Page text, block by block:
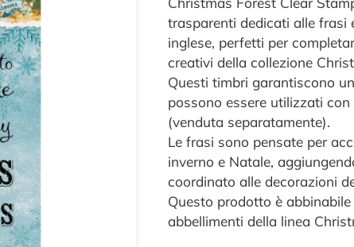
trasparenti dedicati alle frasi
inglese, perfetti per
creativi della collezione
Questi timbri garantiscono
possono essere utilizzati
(venduta separatamente).
Le frasi sono pensate per
inverno e Natale,
coordinato alle decorazioni
Questo prodotto è
abbellimenti della linea